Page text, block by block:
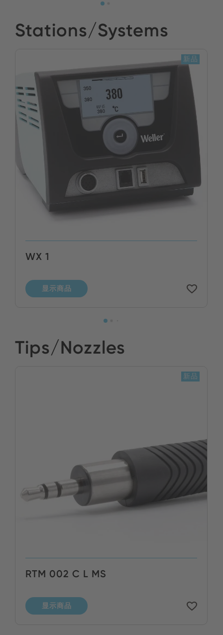
Stations/Systems
WX 1
显示商品
新品
Tips/Nozzles
RTM 002 C L MS
显示商品
新品